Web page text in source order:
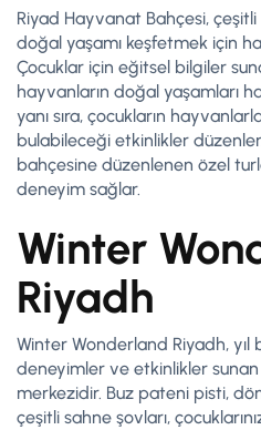
Riyad Hayvanat Bahçesi,
doğal yaşamı keşfetmek için
Çocuklar için eğitsel bilgiler
hayvanların doğal yaşamları
yanı sıra, çocukların
bulabileceği etkinlikler
bahçesine düzenlenen özel
deneyim sağlar.
Winter
Riyadh
Winter Wonderland Riyadh,
deneyimler ve etkinlikler
merkezidir. Buz pateni pisti,
çeşitli sahne şovları,